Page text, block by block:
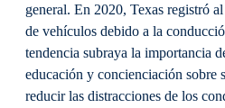
general. En 2020, Texas registró
de vehículos debido a la
tendencia subraya la importancia
educación y concienciación sobre
reducir las distracciones de los